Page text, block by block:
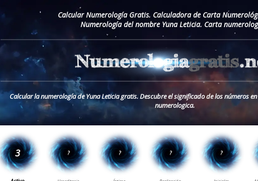
Calcular Numerología Gratis. Calculadora de Carta
Numerología del nombre Yuna Leticia. Carta
Calcular la numerología de Yuna Leticia gratis. Descubre el significado de los números
numerologica.